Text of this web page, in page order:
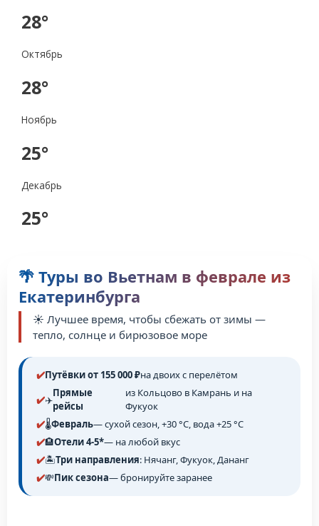
28°
Октябрь
28°
Ноябрь
25°
Декабрь
25°
🌴 Туры во Вьетнам в феврале из
Екатеринбурга
☀️ Лучшее время, чтобы сбежать от зимы —
тепло, солнце и бирюзовое море
Путёвки от 155 000 ₽на двоих с перелётом
✈️
Прямые
рейсы
из Кольцово в Камрань и на
Фукуок
🌡️Февраль— сухой сезон, +30 °C, вода +25 °C
🏨Отели 4-5*— на любой вкус
🏝️Три направления: Нячанг, Фукуок, Дананг
💸Пик сезона— бронируйте заранее